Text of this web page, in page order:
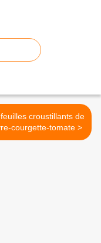
croustillants de
chèvre-courgette-tomate >